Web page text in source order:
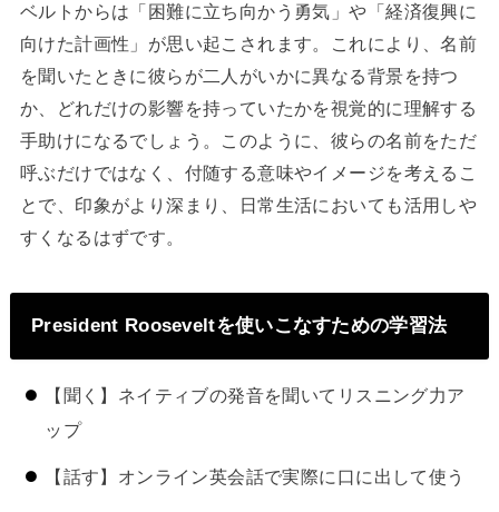
ベルトからは「困難に立ち向かう勇気」や「経済復興に
向けた計画性」が思い起こされます。これにより、名前
を聞いたときに彼らが二人がいかに異なる背景を持つ
か、どれだけの影響を持っていたかを視覚的に理解する
手助けになるでしょう。このように、彼らの名前をただ
呼ぶだけではなく、付随する意味やイメージを考えるこ
とで、印象がより深まり、日常生活においても活用しや
すくなるはずです。
President Rooseveltを使いこなすための学習法
【聞く】ネイティブの発音を聞いてリスニング力ア
ップ
【話す】オンライン英会話で実際に口に出して使う